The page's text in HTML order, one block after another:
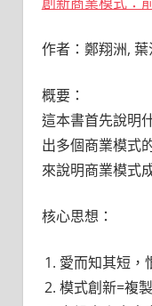
作者：鄭翔洲, 葉
概要：
這本書首先說明
出多個商業模式
來說明商業模式
核心思想：
愛而知其短，
模式創新=複